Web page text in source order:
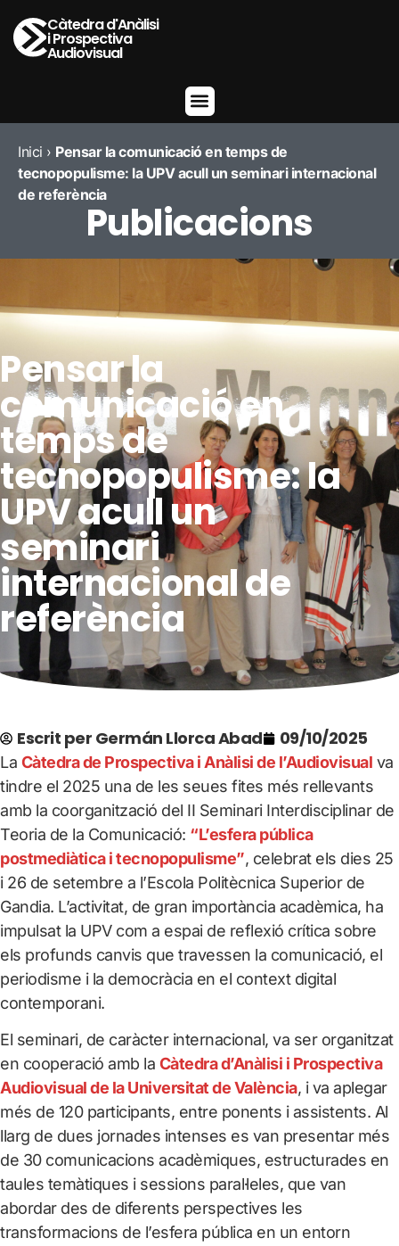
Càtedra d'Anàlisi
i Prospectiva
Audiovisual
Publicacions
Inici › Pensar la comunicació en temps de
tecnopopulisme: la UPV acull un seminari internacional
de referència
Pensar la
comunicació en
temps de
tecnopopulisme: la
UPV acull un
seminari
internacional de
referència
Escrit per Germán Llorca Abad 09/10/2025
La Càtedra de Prospectiva i Anàlisi de l’Audiovisual va
tindre el 2025 una de les seues fites més rellevants
amb la coorganització del II Seminari Interdisciplinar de
Teoria de la Comunicació: “L’esfera pública
postmediàtica i tecnopopulisme”, celebrat els dies 25
i 26 de setembre a l’Escola Politècnica Superior de
Gandia. L’activitat, de gran importància acadèmica, ha
impulsat la UPV com a espai de reflexió crítica sobre
els profunds canvis que travessen la comunicació, el
periodisme i la democràcia en el context digital
contemporani.
El seminari, de caràcter internacional, va ser organitzat
en cooperació amb la Càtedra d’Anàlisi i Prospectiva
Audiovisual de la Universitat de València, i va aplegar
més de 120 participants, entre ponents i assistents. Al
llarg de dues jornades intenses es van presentar més
de 30 comunicacions acadèmiques, estructurades en
taules temàtiques i sessions paral·leles, que van
abordar des de diferents perspectives les
transformacions de l’esfera pública en un entorn